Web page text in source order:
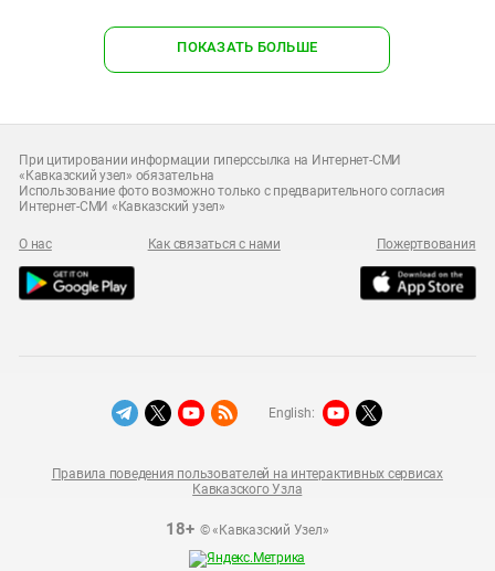
ПОКАЗАТЬ БОЛЬШЕ
При цитировании информации гиперссылка на Интернет-СМИ
«Кавказский узел» обязательна
Использование фото возможно только с предварительного согласия
Интернет-СМИ «Кавказский узел»
О нас Как связаться с нами Пожертвования
18+© «Кавказский Узел»
Правила поведения пользователей на интерактивных сервисах
Кавказского Узла
English: